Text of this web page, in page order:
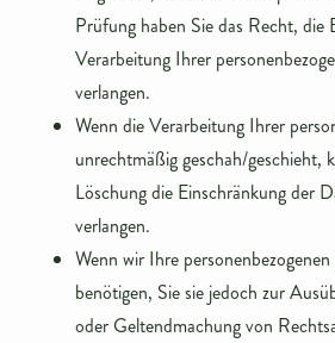
Prüfung haben Sie das Recht, die
Verarbeitung Ihrer
verlangen.
Wenn die Verarbeitung Ihrer
unrechtmäßig geschah/geschieht,
Löschung die Einschränkung der
verlangen.
Wenn wir Ihre
benötigen, Sie sie jedoch zur
oder Geltendmachung von